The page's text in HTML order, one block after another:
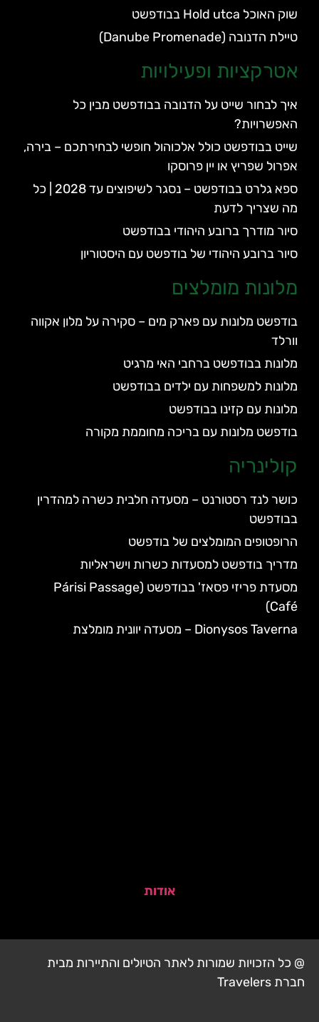
שוק האוכל Hold utca בבודפשט
טיילת הדנובה (Danube Promenade)
אטרקציות ופעילויות
איך לבחור שייט על הדנובה בבודפשט מבין כל
האפשרויות?
שייט בבודפשט כולל אלכוהול חופשי לבחירתכם – בירה,
אפרול שפריץ או יין פרוסקו
ספא גלרט בבודפשט – נסגר לשיפוצים עד 2028 | כל
מה שצריך לדעת
סיור מודרך ברובע היהודי בבודפשט
סיור ברובע היהודי של בודפשט עם היסטוריון
מלונות מומלצים
בודפשט מלונות עם פארק מים – סקירה על מלון אקווה
וורלד
מלונות בבודפשט ברחבי האי מרגיט
מלונות למשפחות עם ילדים בבודפשט
מלונות עם קזינו בבודפשט
בודפשט מלונות עם בריכה מחוממת מקורה
קולינריה
כושר לנד רסטורנט – מסעדה חלבית כשרה למהדרין
בבודפשט
הרופטופים המומלצים של בודפשט
מדריך בודפשט למסעדות כשרות וישראליות
מסעדת פריזי פסאז' בבודפשט (Párisi Passage
Café)
Dionysos Taverna – מסעדה יוונית מומלצת
אודות
@ כל הזכויות שמורות לאתר הטיולים והתיירות מבית
חברת Travelers